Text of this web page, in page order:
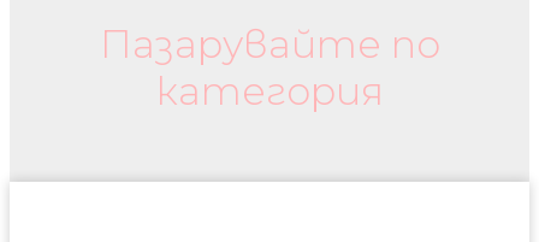
Пазарувайте по
категория